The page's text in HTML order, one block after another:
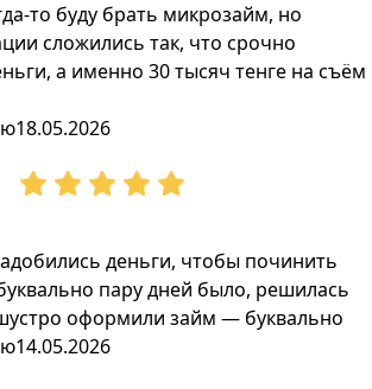
то буду брать микрозайм, но
сложились так, что срочно
а именно 30 тысяч тенге на съём
18.05.2026
деньги, чтобы починить
пару дней было, решилась
оформили займ — буквально
14.05.2026